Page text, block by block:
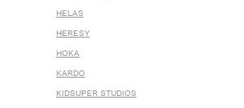
HELAS
HERESY
HOKA
KARDO
KIDSUPER STUDIOS